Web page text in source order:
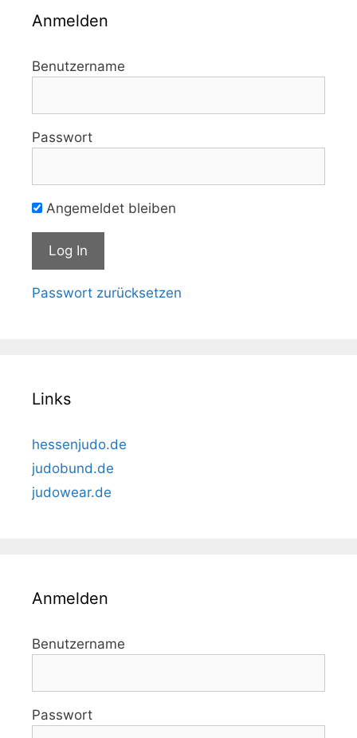
Anmelden
Benutzername
Passwort
Angemeldet bleiben
Passwort zurücksetzen
Links
hessenjudo.de
judobund.de
judowear.de
Anmelden
Benutzername
Passwort